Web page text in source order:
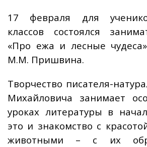
17 февраля для
классов состоялся
«Про ежа и лесные
М.М. Пришвина.
Творчество писателя-
Михайловича занимает
уроках литературы в
это и знакомство с
животными – с их